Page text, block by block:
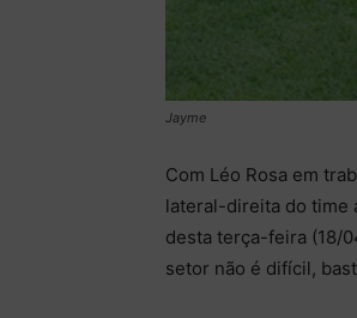
Jayme
Com Léo Rosa em
lateral-direita do time
desta terça-feira (18/
setor não é difícil,